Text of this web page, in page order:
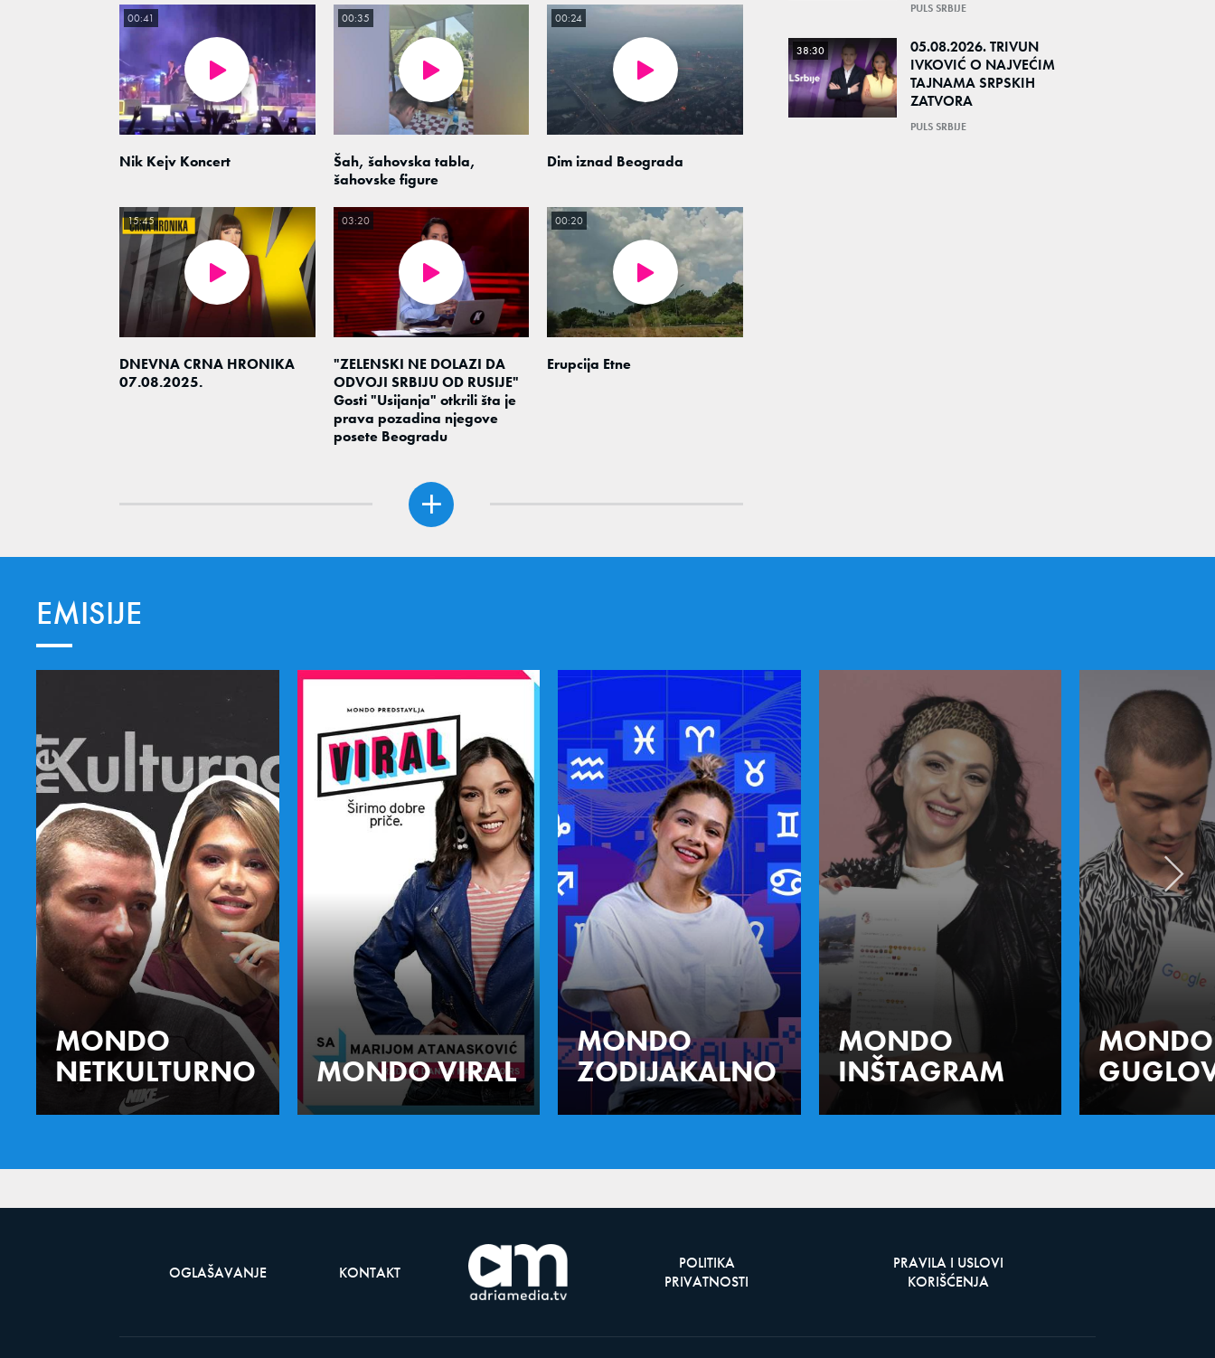
Nik Kejv Koncert
00:41
Šah, šahovska tabla,
šahovske figure
00:35
Dim iznad Beograda
00:24
DNEVNA CRNA HRONIKA
07.08.2025.
15:45
"ZELENSKI NE DOLAZI DA
ODVOJI SRBIJU OD RUSIJE"
Gosti "Usijanja" otkrili šta je
prava pozadina njegove
posete Beogradu
03:20
Erupcija Etne
00:20
PULS SRBIJE
38:30
05.08.2026. TRIVUN
IVKOVIĆ O NAJVEĆIM
TAJNAMA SRPSKIH
ZATVORA
PULS SRBIJE
EMISIJE
MONDO
NETKULTURNO
MONDO VIRAL
MONDO
ZODIJAKALNO
MONDO
INŠTAGRAM
MONDO
OGLAŠAVANJE KONTAKT
POLITIKA
PRIVATNOSTI
PRAVILA I USLOVI
KORIŠĆENJA